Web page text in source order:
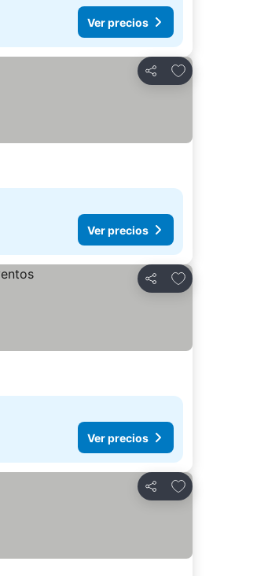
Ver precios
Compartir
Agregar a favoritos
Ver precios
Compartir
Agregar a favoritos
Ver precios
Compartir
Agregar a favoritos